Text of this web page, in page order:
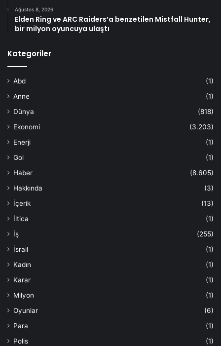
Ağustos 8, 2026
Elden Ring ve ARC Raiders’a benzetilen Mistfall Hunter,
bir milyon oyuncuya ulaştı
Kategoriler
Abd
(1)
Anne
(1)
Dünya
(818)
Ekonomi
(3.203)
Enerji
(1)
Gol
(1)
Haber
(8.605)
Hakkında
(3)
İçerik
(13)
İltica
(1)
İş
(255)
İsrail
(1)
Kadın
(1)
Karar
(1)
Milyon
(1)
Oyunlar
(6)
Para
(1)
Polis
(1)